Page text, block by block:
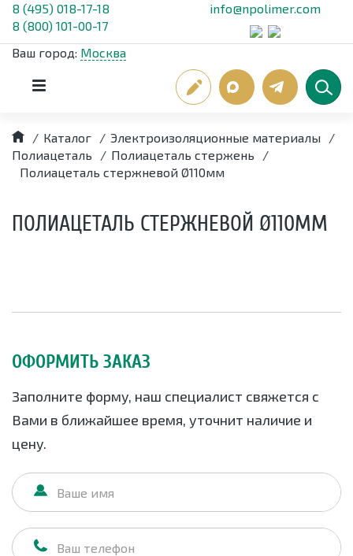
8 (495) 018-17-18
8 (800) 101-00-17
info@npolimer.com
Ваш город: Москва
/ Каталог / Электроизоляционные материалы
/
Полиацеталь
/ Полиацеталь стержень
/
Полиацеталь стержневой Ø110мм
ПОЛИАЦЕТАЛЬ СТЕРЖНЕВОЙ Ø110ММ
ОФОРМИТЬ ЗАКАЗ
Заполните форму, наш специалист свяжется с
Вами в ближайшее время, уточнит наличие и
цену.